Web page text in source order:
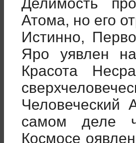
Атома, но его
Истинно,
Яро уявлен
Красота
Человеческий
самом деле
Космосе